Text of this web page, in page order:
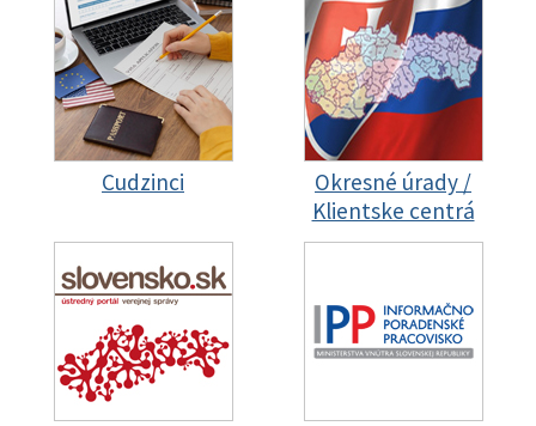
Cudzinci
Okresné úrady /
Klientske centrá